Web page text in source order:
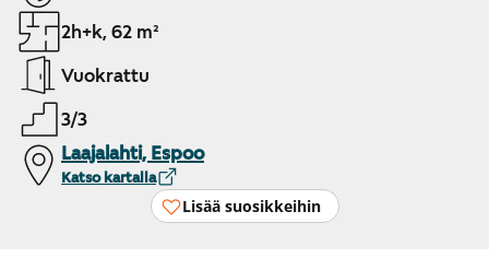
2h+k, 62 m²
Vuokrattu
3/3
Laajalahti, Espoo
Katso kartalla
Lisää suosikkeihin